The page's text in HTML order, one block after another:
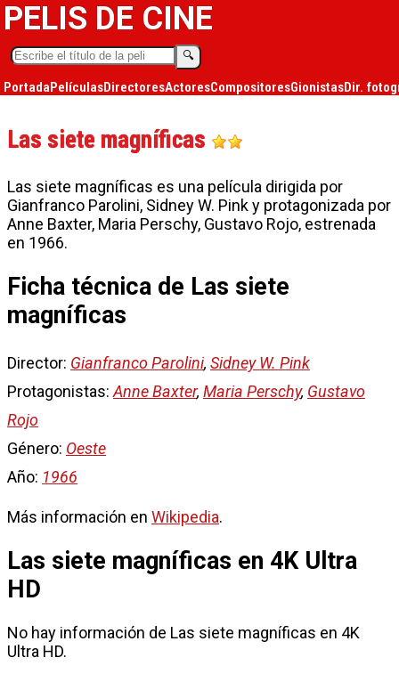
PELIS DE CINE
🔍︎
PortadaPelículasDirectoresActoresCompositoresGionistasDir.
Las siete magníficas
Las siete magníficas es una película dirigida por
Gianfranco Parolini, Sidney W. Pink y protagonizada por
Anne Baxter, Maria Perschy, Gustavo Rojo, estrenada
en 1966.
Ficha técnica de Las siete
magníficas
Director: Gianfranco Parolini, Sidney W. Pink
Protagonistas:Anne Baxter, Maria Perschy, Gustavo
Rojo
Género: Oeste
Año: 1966
Más información en Wikipedia.
Las siete magníficas en 4K Ultra
HD
No hay información de Las siete magníficas en 4K
Ultra HD.